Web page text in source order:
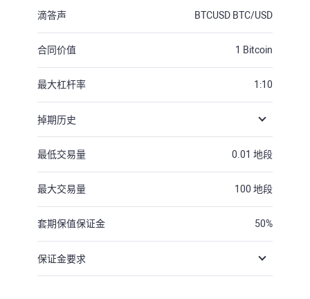
滴答声 BTCUSD BTC/USD
合同价值 1 Bitcoin
最大杠杆率 1:10
掉期历史
最低交易量 0.01 地段
最大交易量 100 地段
套期保值保证金 50%
保证金要求